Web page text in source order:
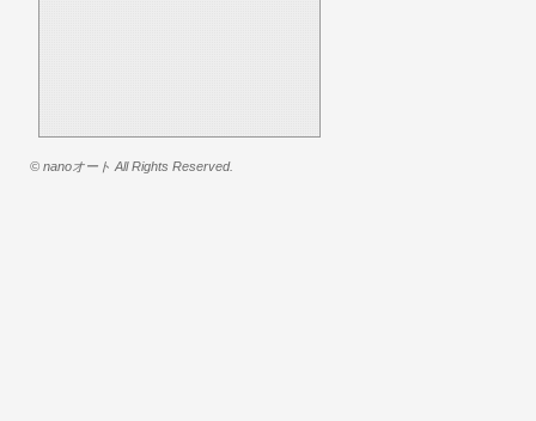
© nanoオート All Rights Reserved.